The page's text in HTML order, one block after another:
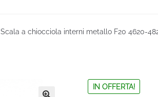
Scala a chiocciola interni metallo F20 4620-
IN OFFERTA!